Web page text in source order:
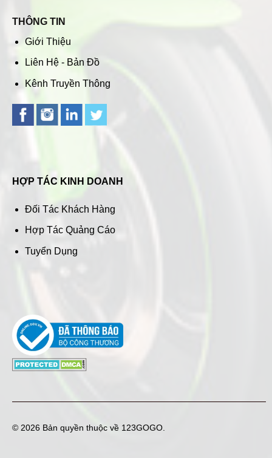
THÔNG TIN
Giới Thiệu
Liên Hệ - Bản Đồ
Kênh Truyền Thông
HỢP TÁC KINH DOANH
Đối Tác Khách Hàng
Hợp Tác Quảng Cáo
Tuyển Dụng
© 2026 Bản quyền thuộc về 123GOGO.